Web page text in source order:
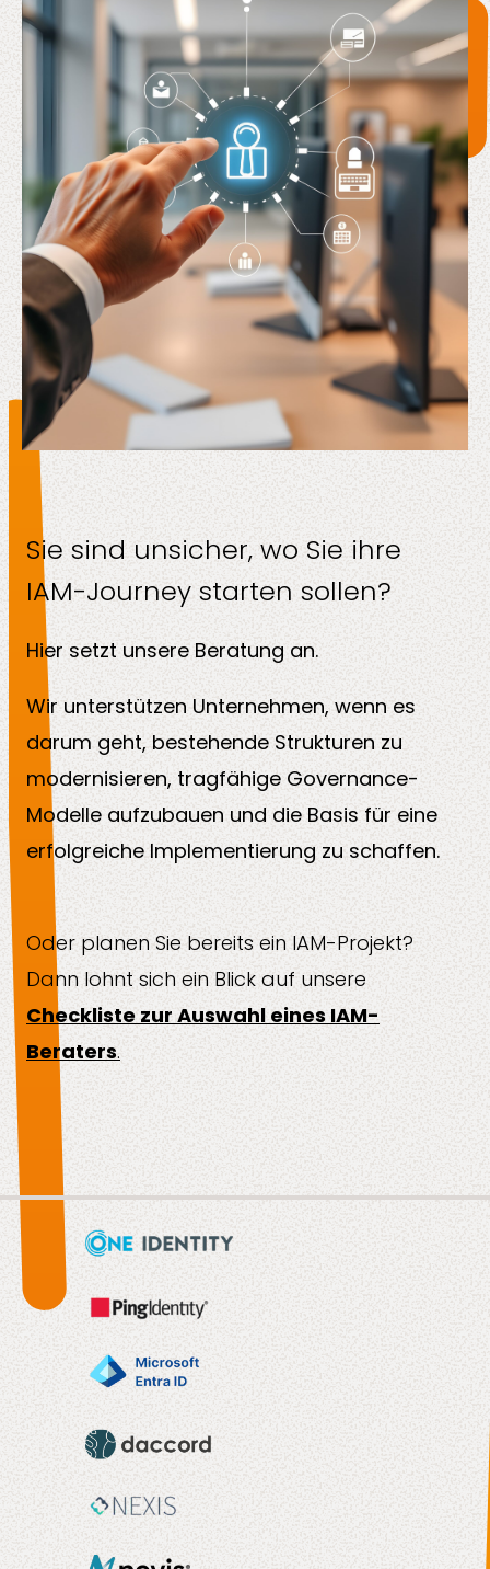
Sie sind unsicher, wo Sie ihre
IAM-Journey starten sollen?
Hier setzt unsere Beratung an.
Wir unterstützen Unternehmen, wenn es
darum geht, bestehende Strukturen zu
modernisieren, tragfähige Governance-
Modelle aufzubauen und die Basis für eine
erfolgreiche Implementierung zu schaffen.
Oder planen Sie bereits ein IAM-Projekt?
Dann lohnt sich ein Blick auf unsere
Checkliste zur Auswahl eines IAM-
Beraters.